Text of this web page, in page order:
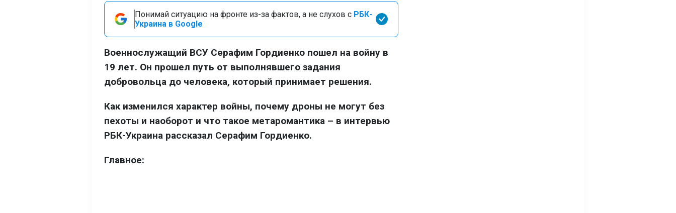
Понимай ситуацию на фронте из-за фактов, а не слухов с РБК-
Украина в Google
Военнослужащий ВСУ Серафим Гордиенко пошел на войну в
19 лет. Он прошел путь от выполнявшего задания
добровольца до человека, который принимает решения.
Как изменился характер войны, почему дроны не могут без
пехоты и наоборот и что такое метаромантика – в интервью
РБК-Украина рассказал Серафим Гордиенко.
Главное: